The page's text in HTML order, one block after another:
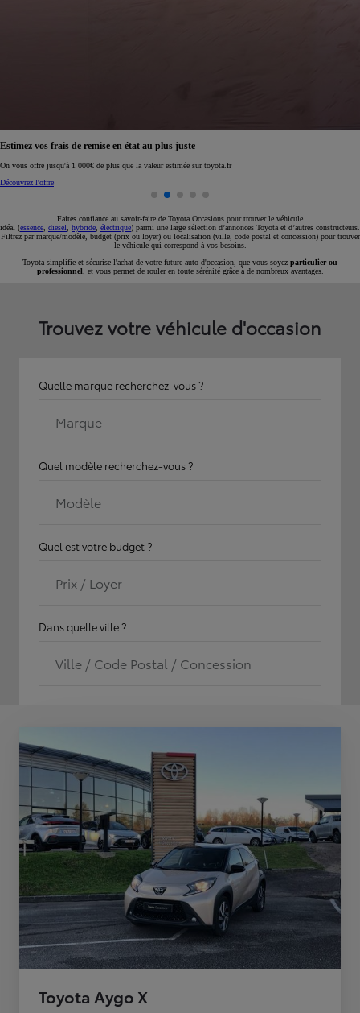
Réservez en ligne votre occasion pour 1€ seulement
Réservez en ligne
Faites confiance au savoir-faire de Toyota Occasions pour trouver le véhicule
idéal (essence diesel hybride électrique) parmi une large sélection d’annonces Toyota et d’autres constructeurs.
Filtrez par marque/modèle, budget (prix ou loyer) ou localisation (ville, code postal et concession) pour trouver
le véhicule qui correspond à vos besoins.
Toyota simplifie et sécurise l'achat de votre future auto d'occasion, que vous soyez particulier ou
professionnel , et vous permet de rouler en toute sérénité grâce à de nombreux avantages.
Trouvez votre véhicule d'occasion
Quelle marque recherchez-vous ?
Marque
Quel modèle recherchez-vous ?
Modèle
Quel est votre budget ?
Prix / Loyer
Dans quelle ville ?
Ville / Code Postal / Concession
Toyota Aygo X